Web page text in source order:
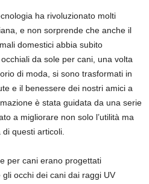
ha rivoluzionato molti
e non sorprende che anche il
domestici abbia subito
da sole per cani, una volta
di moda, si sono trasformati in
e il benessere dei nostri amici a
è stata guidata da una serie
a migliorare non solo l’utilità ma
questi articoli.
per cani erano progettati
occhi dei cani dai raggi UV